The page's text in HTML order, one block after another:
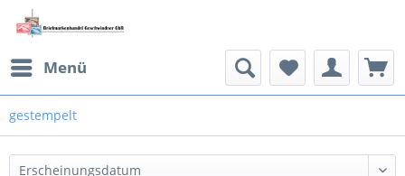
Menü
gestempelt